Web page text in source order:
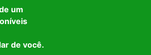
um
de você.